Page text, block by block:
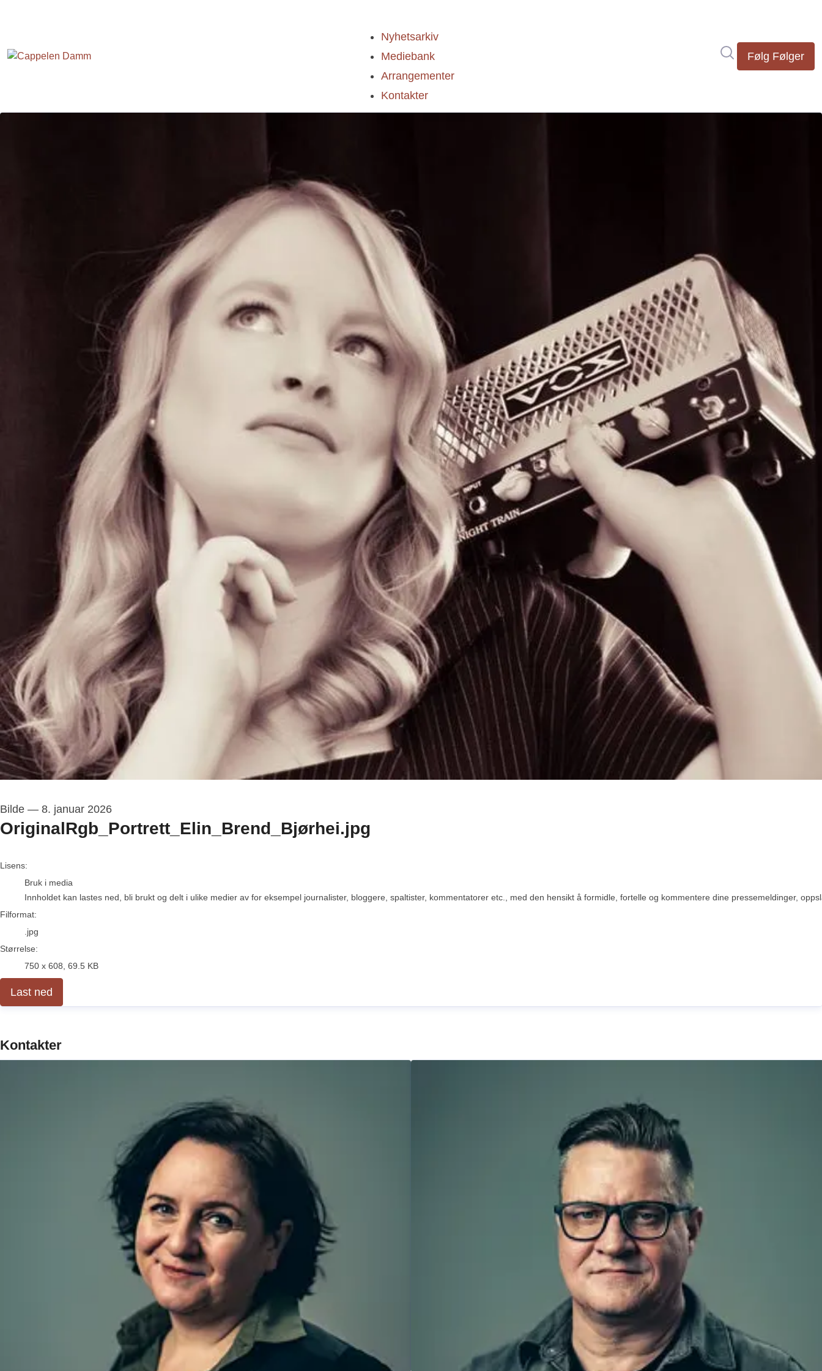
Nyhetsarkiv
Mediebank
Arrangementer
Kontakter
Følg Følger
Bilde — 8. januar 2026
OriginalRgb_Portrett_Elin_Brend_Bjørhei.jpg
go to media item
Lisens:
Bruk i media
Innholdet kan lastes ned, bli brukt og delt i ulike medier av for eksempel journalister, bloggere, spaltister, kommentatorer etc., med den hensikt å formidle, fortelle og kommentere dine pressemeldinger,
Filformat:
.jpg
Størrelse:
750 x 608, 69.5 KB
Last ned
Kontakter